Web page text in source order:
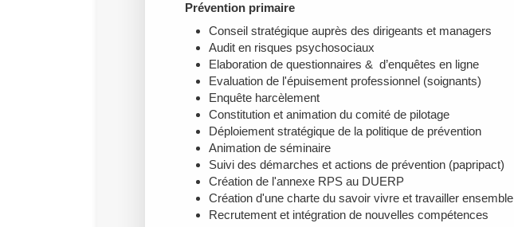
Prévention primaire
Conseil stratégique auprès des dirigeants et managers
Audit en risques psychosociaux
Elaboration de questionnaires & d’enquêtes en ligne
Evaluation de l'épuisement professionnel (soignants)
Enquête harcèlement
Constitution et animation du comité de pilotage
Déploiement stratégique de la politique de prévention
Animation de séminaire
Suivi des démarches et actions de prévention (papripact)
Création de l'annexe RPS au DUERP
Création d'une charte du savoir vivre et travailler ensemble
Recrutement et intégration de nouvelles compétences